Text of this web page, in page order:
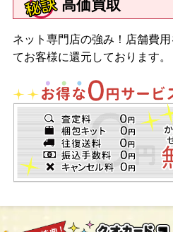
高価買取
ネット専門店の強み！店舗費
てお客様に還元しております。